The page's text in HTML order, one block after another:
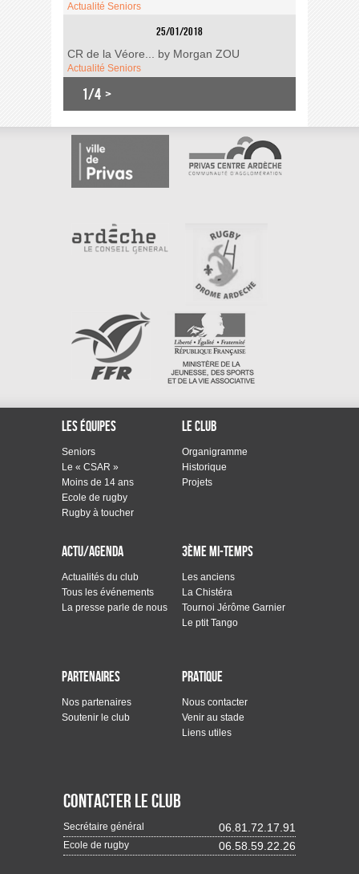
Actualité Seniors
25/01/2018
CR de la Véore... by Morgan ZOU
Actualité Seniors
1/4 >
Les équipes
Seniors
Le « CSAR »
Moins de 14 ans
Ecole de rugby
Rugby à toucher
Le club
Organigramme
Historique
Projets
Actu/Agenda
Actualités du club
Tous les événements
La presse parle de nous
3ème mi-temps
Les anciens
La Chistéra
Tournoi Jérôme Garnier
Le ptit Tango
Partenaires
Nos partenaires
Soutenir le club
Pratique
Nous contacter
Venir au stade
Liens utiles
Contacter le club
Secrétaire général 06.81.72.17.91
Ecole de rugby 06.58.59.22.26